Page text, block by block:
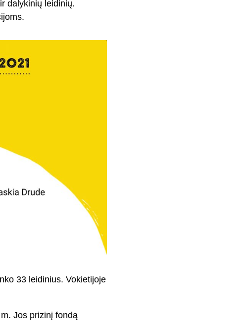
dalykinių leidinių.
33 leidinius. Vokietijoje
Jos prizinį fondą